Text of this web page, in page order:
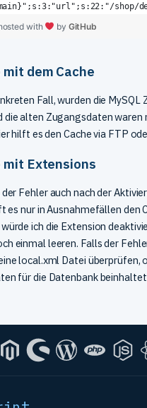
shop/
with by GitHub
mit dem Cache
Fall, wurden die MySQL
die alten Zugangsdaten waren
hilft es den Cache via FTP
mit Extensions
Fehler auch nach der
es nur in Ausnahmefällen den
ich die Extension
einmal leeren. Falls der
local.xml Datei überprüfen,
für die Datenbank